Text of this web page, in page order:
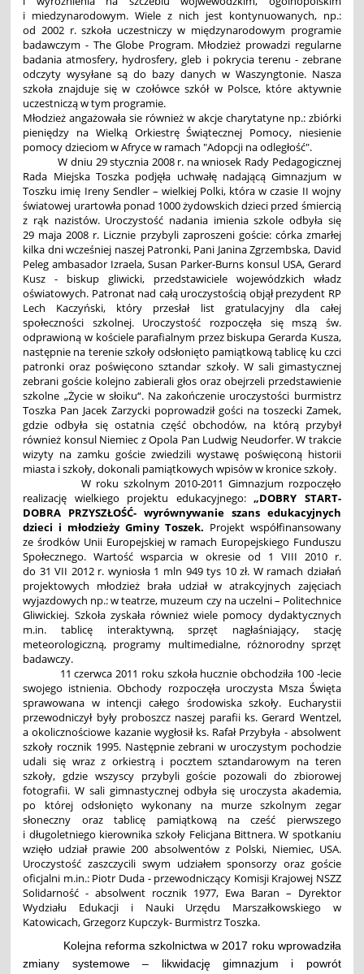
i miedzynarodowym. Wiele z nich jest kontynuowanych, np.:
od 2002 r. szkoła uczestniczy w międzynarodowym programie
badawczym - The Globe Program. Młodzież prowadzi regularne
badania atmosfery, hydrosfery, gleb i pokrycia terenu - zebrane
odczyty wysyłane są do bazy danych w Waszyngtonie. Nasza
szkoła znajduje się w czołówce szkół w Polsce, które aktywnie
uczestniczą w tym programie.
Młodzież angażowała sie również w akcje charytatyne np.: zbiórki
pieniędzy na Wielką Orkiestrę Świątecznej Pomocy, niesienie
pomocy dzieciom w Afryce w ramach "Adopcji na odległość".
W dniu 29 stycznia 2008 r. na wniosek Rady Pedagogicznej
Rada Miejska Toszka podjęła uchwałę nadającą Gimnazjum w
Toszku imię Ireny Sendler – wielkiej Polki, która w czasie II wojny
światowej urartowła ponad 1000 żydowskich dzieci przed śmiercią
z rąk nazistów. Uroczystość nadania imienia szkole odbyła się
29 maja 2008 r. Licznie przybyli zaproszeni goście: córka zmarłej
kilka dni wcześniej naszej Patronki, Pani Janina Zgrzembska, David
Peleg ambasador Izraela, Susan Parker-Burns konsul USA, Gerard
Kusz - biskup gliwicki, przedstawiciele wojewódzkich władz
oświatowych. Patronat nad całą uroczystością objął prezydent RP
Lech Kaczyński, który przesłał list gratulacyjny dla całej
społeczności szkolnej. Uroczystość rozpoczęła się mszą św.
odprawioną w kościele parafialnym przez biskupa Gerarda Kusza,
następnie na terenie szkoły odsłonięto pamiątkową tablicę ku czci
patronki oraz poświęcono sztandar szkoły. W sali gimastycznej
zebrani goście kolejno zabierali głos oraz obejrzeli przedstawienie
szkolne „Życie w słoiku“. Na zakończenie uroczystości burmistrz
Toszka Pan Jacek Zarzycki poprowadził gości na toszecki Zamek,
gdzie odbyła się ostatnia część obchodów, na którą przybył
również konsul Niemiec z Opola Pan Ludwig Neudorfer. W trakcie
wizyty na zamku goście zwiedzili wystawę poświęconą historii
miasta i szkoły, dokonali pamiątkowych wpisów w kronice szkoły.
W roku szkolnym 2010-2011 Gimnazjum rozpoczęło
realizację wielkiego projektu edukacyjnego:„DOBRY START-
DOBRA PRZYSZŁOŚĆ- wyrównywanie szans edukacyjnych
dzieci i młodzieży Gminy Toszek. Projekt współfinansowany
ze środków Unii Europejskiej w ramach Europejskiego Funduszu
Społecznego. Wartość wsparcia w okresie od 1 VIII 2010 r.
do 31 VII 2012 r. wyniosła 1 mln 949 tys 10 zł. W ramach działań
projektowych młodzież brała udział w atrakcyjnych zajęciach
wyjazdowych np.: w teatrze, muzeum czy na uczelni – Politechnice
Gliwickiej. Szkoła zyskała również wiele pomocy dydaktycznych
m.in. tablicę interaktywną, sprzęt nagłaśniający, stację
meteorologiczną, programy multimedialne, różnorodny sprzęt
badawczy.
11 czerwca 2011 roku szkoła hucznie obchodziła 100 -lecie
swojego istnienia. Obchody rozpoczęła uroczysta Msza Święta
sprawowana w intencji całego środowiska szkoły. Eucharystii
przewodniczył były proboszcz naszej parafii ks. Gerard Wentzel,
a okolicznościowe kazanie wygłosił ks. Rafał Przybyła - absolwent
szkoły rocznik 1995. Następnie zebrani w uroczystym pochodzie
udali się wraz z orkiestrą i pocztem sztandarowym na teren
szkoły, gdzie wszyscy przybyli goście pozowali do zbiorowej
fotografii. W sali gimnastycznej odbyła się uroczysta akademia,
po której odsłonięto wykonany na murze szkolnym zegar
słoneczny oraz tablicę pamiątkową na cześć pierwszego
i długoletniego kierownika szkoły Felicjana Bittnera. W spotkaniu
wzięło udział prawie 200 absolwentów z Polski, Niemiec, USA.
Uroczystość zaszczycili swym udziałem sponsorzy oraz goście
oficjalni m.in.: Piotr Duda - przewodniczący Komisji Krajowej NSZZ
Solidarność - absolwent rocznik 1977, Ewa Baran – Dyrektor
Wydziału Edukacji i Nauki Urzędu Marszałkowskiego w
Katowicach, Grzegorz Kupczyk- Burmistrz Toszka.
Kolejna reforma szkolnictwa w 2017 roku wprowadziła
zmiany systemowe – likwidację gimnazjum i powrót